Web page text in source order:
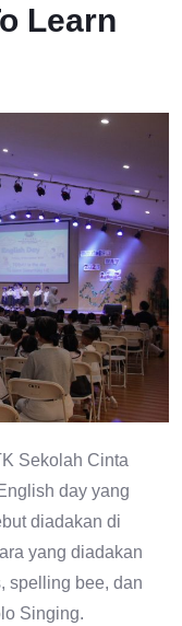
Learn
Sekolah Cinta
day yang
diadakan di
yang diadakan
spelling bee, dan
Singing.